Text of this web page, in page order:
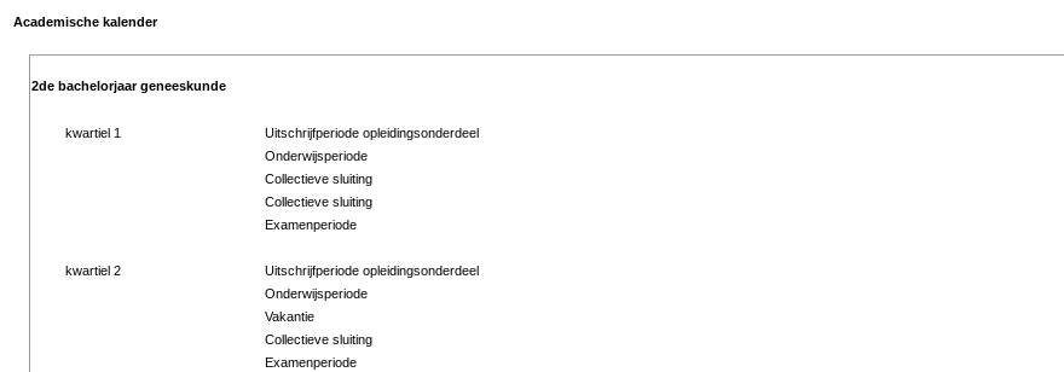
Academische kalender
2de bachelorjaar geneeskunde
kwartiel 1 Uitschrijfperiode opleidingsonderdeel
Onderwijsperiode
Collectieve sluiting
Collectieve sluiting
Examenperiode
kwartiel 2 Uitschrijfperiode opleidingsonderdeel
Onderwijsperiode
Vakantie
Collectieve sluiting
Examenperiode